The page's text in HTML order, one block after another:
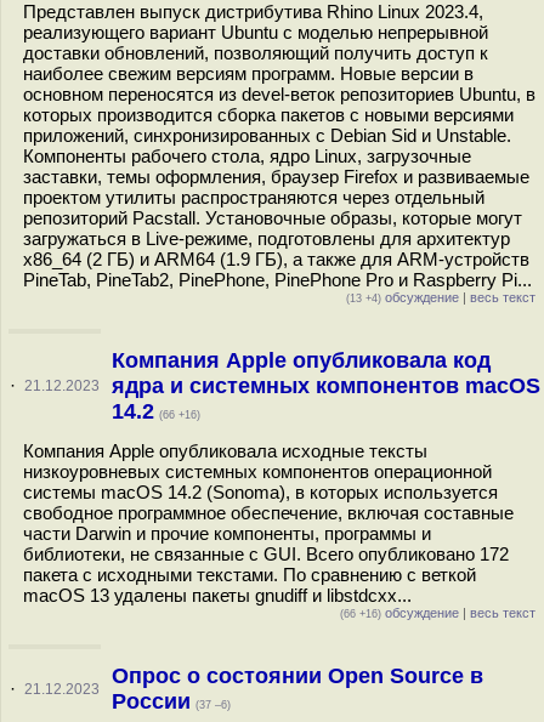
Представлен выпуск дистрибутива Rhino Linux 2023.4,
реализующего вариант Ubuntu с моделью непрерывной
доставки обновлений, позволяющий получить доступ к
наиболее свежим версиям программ. Новые версии в
основном переносятся из devel-веток репозиториев Ubuntu, в
которых производится сборка пакетов с новыми версиями
приложений, синхронизированных с Debian Sid и Unstable.
Компоненты рабочего стола, ядро Linux, загрузочные
заставки, темы оформления, браузер Firefox и развиваемые
проектом утилиты распространяются через отдельный
репозиторий Pacstall. Установочные образы, которые могут
загружаться в Live-режиме, подготовлены для архитектур
x86_64 (2 ГБ) и ARM64 (1.9 ГБ), а также для ARM-устройств
PineTab, PineTab2, PinePhone, PinePhone Pro и Raspberry Pi...
(13 +4) обсуждение | весь текст
· 21.12.2023
Компания Apple опубликовала код
ядра и системных компонентов macOS
14.2 (66 +16)
Компания Apple опубликовала исходные тексты
низкоуровневых системных компонентов операционной
системы macOS 14.2 (Sonoma), в которых используется
свободное программное обеспечение, включая составные
части Darwin и прочие компоненты, программы и
библиотеки, не связанные с GUI. Всего опубликовано 172
пакета с исходными текстами. По сравнению с веткой
macOS 13 удалены пакеты gnudiff и libstdcxx...
(66 +16) обсуждение | весь текст
· 21.12.2023
Опрос о состоянии Open Source в
России (37 –6)